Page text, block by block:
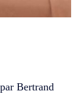
Bertrand